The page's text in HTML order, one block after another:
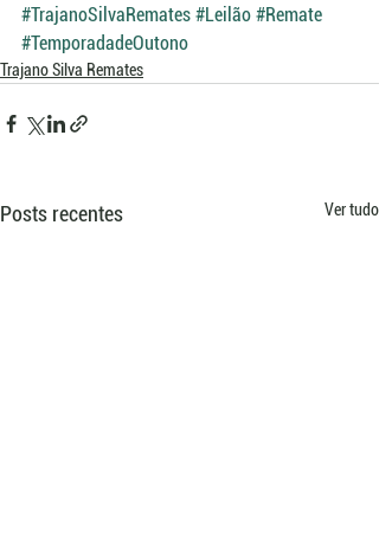
#TrajanoSilvaRemates #Leilão #Remate
#TemporadadeOutono
Trajano Silva Remates
Posts recentes Ver tudo